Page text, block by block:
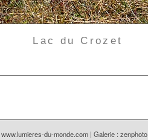
Lac du Crozet
www.lumieres-du-monde.com | Galerie : zenphoto